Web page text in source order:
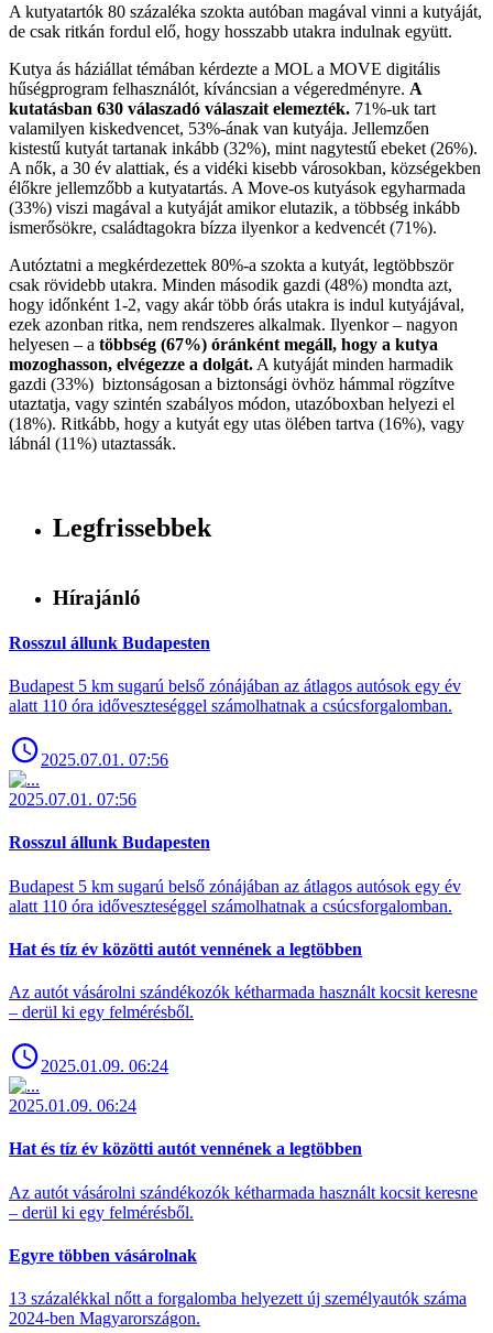
A kutyatartók 80 százaléka szokta autóban magával vinni a kutyáját,
de csak ritkán fordul elő, hogy hosszabb utakra indulnak együtt.
Kutya ás háziállat témában kérdezte a MOL a MOVE digitális
hűségprogram felhasználót, kíváncsian a végeredményre. A
kutatásban 630 válaszadó válaszait elemezték. 71%-uk tart
valamilyen kiskedvencet, 53%-ának van kutyája. Jellemzően
kistestű kutyát tartanak inkább (32%), mint nagytestű ebeket (26%).
A nők, a 30 év alattiak, és a vidéki kisebb városokban, községekben
élőkre jellemzőbb a kutyatartás. A Move-os kutyások egyharmada
(33%) viszi magával a kutyáját amikor elutazik, a többség inkább
ismerősökre, családtagokra bízza ilyenkor a kedvencét (71%).
Autóztatni a megkérdezettek 80%-a szokta a kutyát, legtöbbször
csak rövidebb utakra. Minden második gazdi (48%) mondta azt,
hogy időnként 1-2, vagy akár több órás utakra is indul kutyájával,
ezek azonban ritka, nem rendszeres alkalmak. Ilyenkor – nagyon
helyesen – a többség (67%) óránként megáll, hogy a kutya
mozoghasson, elvégezze a dolgát. A kutyáját minden harmadik
gazdi (33%) biztonságosan a biztonsági övhöz hámmal rögzítve
utaztatja, vagy szintén szabályos módon, utazóboxban helyezi el
(18%). Ritkább, hogy a kutyát egy utas ölében tartva (16%), vagy
lábnál (11%) utaztassák.
Legfrissebbek
Hírajánló
Rosszul állunk Budapesten
Budapest 5 km sugarú belső zónájában az átlagos autósok egy év
alatt 110 óra időveszteséggel számolhatnak a csúcsforgalomban.
2025.07.01. 07:56
2025.07.01. 07:56
Rosszul állunk Budapesten
Budapest 5 km sugarú belső zónájában az átlagos autósok egy év
alatt 110 óra időveszteséggel számolhatnak a csúcsforgalomban.
Hat és tíz év közötti autót vennének a legtöbben
Az autót vásárolni szándékozók kétharmada használt kocsit keresne
– derül ki egy felmérésből.
2025.01.09. 06:24
2025.01.09. 06:24
Hat és tíz év közötti autót vennének a legtöbben
Az autót vásárolni szándékozók kétharmada használt kocsit keresne
– derül ki egy felmérésből.
Egyre többen vásárolnak
13 százalékkal nőtt a forgalomba helyezett új személyautók száma
2024-ben Magyarországon.